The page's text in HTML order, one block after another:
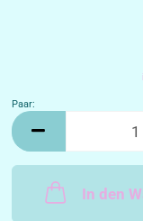
Paar:
Paar
In den